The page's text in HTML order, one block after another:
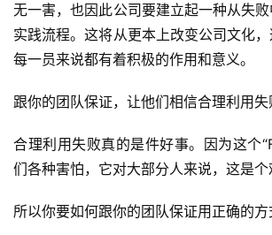
手
机
游
戏
单
游
无一害，也因此公司要建立起一种从失
实践流程。这将从更本上改变公司文化
每一员来说都有着积极的作用和意义。
跟你的团队保证，让他们相信合理利用
合理利用失败真的是件好事。因为这个
们各种害怕，它对大部分人来说，这是个
所以你要如何跟你的团队保证用正确的方